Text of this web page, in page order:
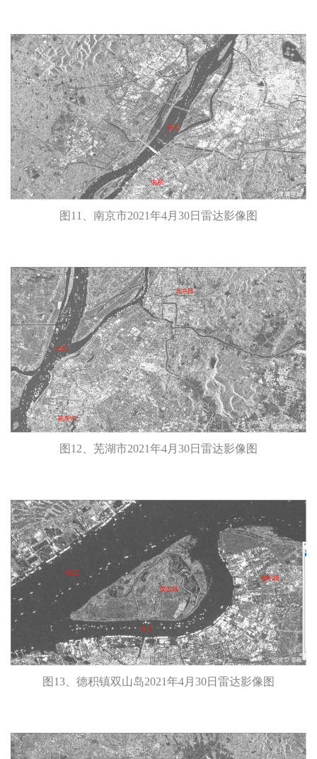
图11、南京市2021年4月30日雷达影像图
图12、芜湖市2021年4月30日雷达影像图
图13、德积镇双山岛2021年4月30日雷达影像图